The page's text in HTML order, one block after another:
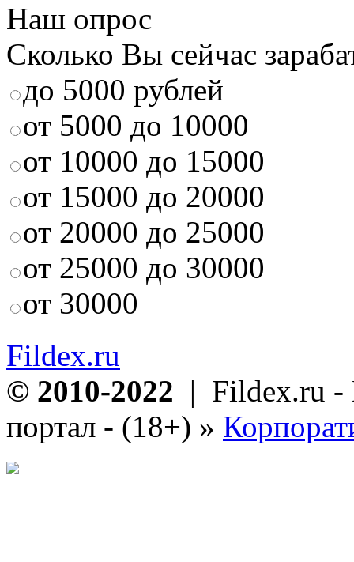
Наш опрос
Сколько Вы сейчас
до 5000 рублей
от 5000 до 10000
от 10000 до 15000
от 15000 до 20000
от 20000 до 25000
от 25000 до 30000
от 30000
Fildex.ru
© 2010-2022 | Fildex.ru -
портал - (18+) »